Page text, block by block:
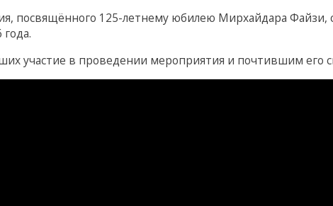
посвящённого 125-летнему юбилею Мирхайдара Файзи,
участие в проведении мероприятия и почтившим его